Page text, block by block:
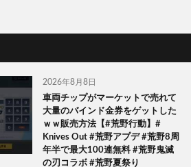
2026年8月8日
車両チップがマーケットで売れて
大量のバインド金券をゲットした
ｗｗ販売方法【#荒野行動】#
Knives Out #荒野アプデ #荒野8周
年半で最大100連無料 #荒野鬼滅
の刃コラボ #荒野夏祭り